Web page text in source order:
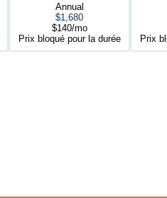
Annual
$1,680
$140/mo
Prix bloqué pour la durée
Prix